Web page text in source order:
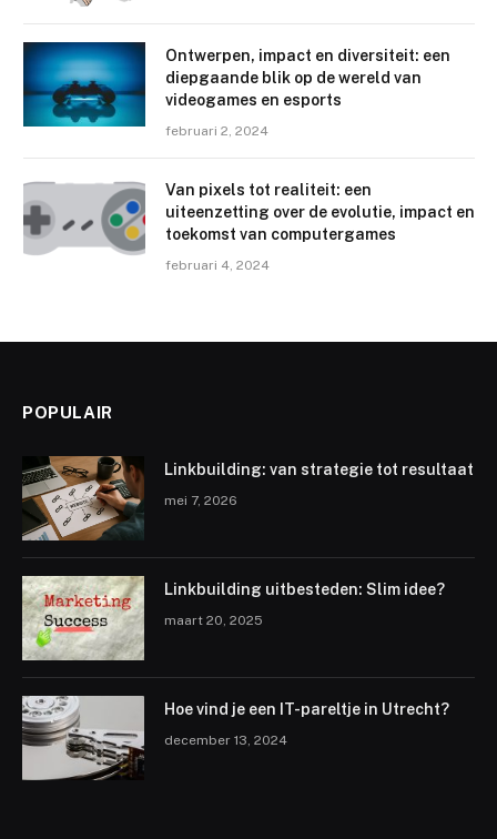
Ontwerpen, impact en diversiteit: een
diepgaande blik op de wereld van
videogames en esports
februari 2, 2024
Van pixels tot realiteit: een
uiteenzetting over de evolutie, impact en
toekomst van computergames
februari 4, 2024
POPULAIR
Linkbuilding: van strategie tot resultaat
mei 7, 2026
Linkbuilding uitbesteden: Slim idee?
maart 20, 2025
Hoe vind je een IT-pareltje in Utrecht?
december 13, 2024